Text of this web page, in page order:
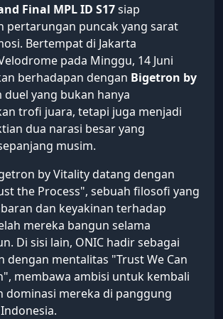
Final MPL ID S17siap
pertarungan puncak yang sarat
Bertempat di Jakarta
pada Minggu, 14 Juni
berhadapan dengan Bigetron by
duel yang bukan hanya
trofi juara, tetapi juga menjadi
dua narasi besar yang
musim.
by Vitality datang dengan
the Process", sebuah filosofi yang
dan keyakinan terhadap
mereka bangun selama
Di sisi lain, ONIC hadir sebagai
dengan mentalitas "Trust We Can
membawa ambisi untuk kembali
dominasi mereka di panggung